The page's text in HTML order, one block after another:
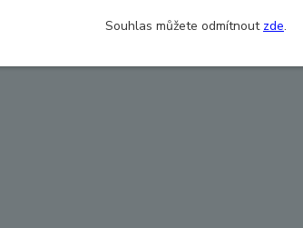
Souhlas můžete odmítnout zde.